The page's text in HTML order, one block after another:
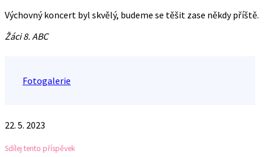
Výchovný koncert byl skvělý, budeme se těšit zase někdy příště.
Žáci 8. ABC
Fotogalerie
22. 5. 2023
Sdílej tento příspěvek